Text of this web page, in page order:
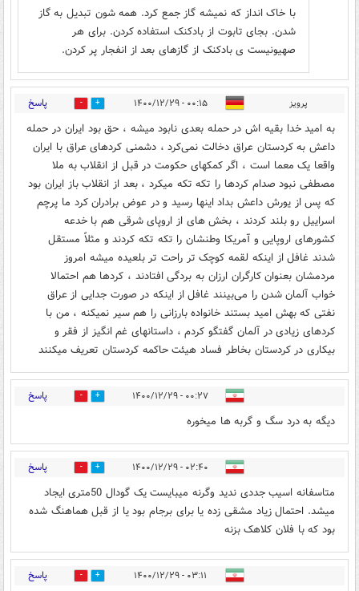
با خاک انداز که نمیشه گاز جمع کرد. همه شون تبدیل به گاز
شدن. بجای تابوت از بادکنک استفاده کردن. برای هر
صهیونیست ی بادکنک از گازهای بعد از انفجار پر کردن.
پرویز ۰۰:۱۵ - ۱۴۰۰/۱۲/۲۹ 1 پاسخ
به امید خدا بقیه اش در حمله بعدی نابود میشه ، حق بود ایران در حمله
داعش به کردستان عراق دخالت نمی‌کرد ، دشمنی کردهای عراق با ایران
واقعا یک معما است ، اگر کمکهای حکومت در قبل از انقلاب به ملا
مصطفی نبود صدام کردها را تکه تکه میکرد ، بعد از انقلاب باز ایران بود
که پس از یورش داعش بداد اینها رسید و در عوض برادران کرد ما پرچم
اسراییل رو بلند کردند ، بخش های از اروپای شرقی هم با خدعه
کشورهای اروپایی و آمریکا وطنشان را تکه تکه کردند و مثلاً مستقل
شدند غافل از اینکه لقمه کوچک تر راحت تر بلعیده میشه امروز
مردمشان بعنوان کارگران ارزان به بردگی افتادند ، کردها هم احتمالا
خواب آلمان شدن را می‌بینند غافل از اینکه در صورت جدایی از عراق
نفتی که بهش امید بستند خانواده بارزانی را هم سیر نمیکنه ، من با
کردهای زیادی در آلمان گفتگو کردم ، داستانهای غم انگیز از فقر و
بیکاری در کردستان بخاطر فساد هیئت حاکمه کردستان تعریف میکنند
۰۰:۲۷ - ۱۴۰۰/۱۲/۲۹ 1 پاسخ
دیگه به درد سگ و گربه ها میخوره
۰۲:۴۰ - ۱۴۰۰/۱۲/۲۹ 33 پاسخ
متاسفانه اسیب جددی ندید وگرنه میبایست یک گودال 50متری ایجاد
میشد. احتمال زیاد مشقی زده یا برای برجام بود یا از قبل هماهنگ شده
بود که با فلان کلاهک بزنه
۰۳:۱۱ - ۱۴۰۰/۱۲/۲۹ 2 پاسخ